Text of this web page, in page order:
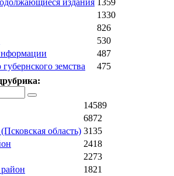
1330
826
530
487
земства
475
14589
6872
область) 3135
2418
2273
1821